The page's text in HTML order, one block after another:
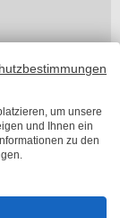
um unsere
und Ihnen ein
zu den